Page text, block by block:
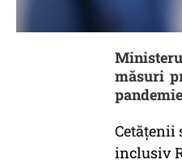
măsuri
Cetățenii
inclusiv